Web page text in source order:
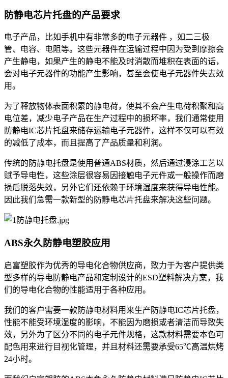
防静电芯片托盘的产品要求
电子产品，比如手机中有非常多的电子元器件 ，如二三极
管、电容、电阻等。这些元器件在运输过程中因为受到摩擦会
产生静电，如果产生的静电不能及时消散而堆积在表面的话，
会对电子元器件的功能产生影响，甚至会使电子元器件失去效
用。
为了释放物体表面积累的静电荷，使其不会产生电荷积聚和高
电位差，减少电子产品在生产过程中的损坏率，我们通常使用
防静电IC芯片托盘来储存运输电子元器件，这样不仅可以有效
的减低了成本，而且提高了产品质量和利润。
传统的防静电托盘是使用普通ABS材质，然后通过浸涂工艺以
赋予导电性，这些涂层很容易因接触电子元件或一般操作而磨
损后脱落失效，另外它们还依赖于环境湿度来获得导电性能。
因此我们急需一款新型的防静电芯片托盘来解决这些问题。
ABS永久防静电塑胶应用
启富塑胶作为优秀的导电化合物供应商，致力于为客户提供类
型多样的导电防静电产品和定制设计的ESD塑料解决方案，我
们的导电化合物的性能适用于各种应用。
我们的客户需要一款防静电材料用来生产防静电IC芯片托盘，
性能不能受环境湿度的影响，不能因为磨损或者清洁而导致失
效，另外为了区分不同的电子元件规格，这款材料需要本色可
配色用来进行目视化管理，并且材料还需要承受65℃高温烘烤
24小时。